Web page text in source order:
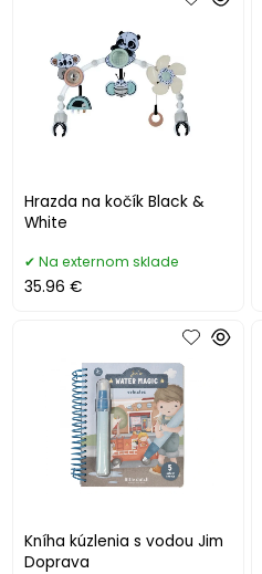
Hrazda na kočík Black &
White
Na externom sklade
35.96 €
Kníha kúzlenia s vodou Jim
Doprava